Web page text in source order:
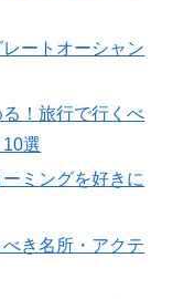
ートオーシャン
！旅行で行くべ
選
ミングを好きに
き名所・アクテ